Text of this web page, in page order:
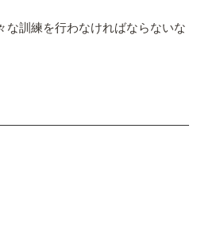
な訓練を行わなければならないな